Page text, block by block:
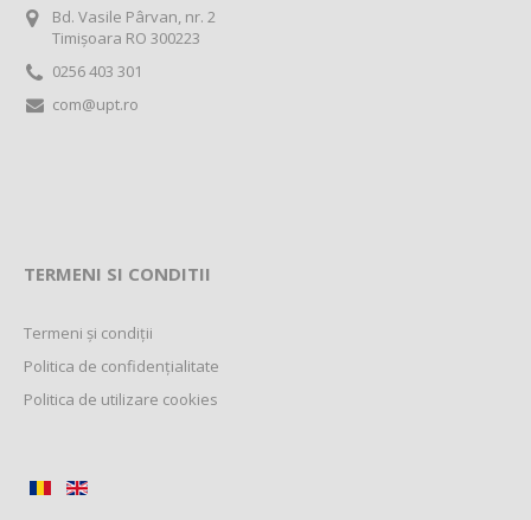
Bd. Vasile Pârvan, nr. 2
Timișoara RO 300223
0256 403 301
com@upt.ro
TERMENI SI CONDITII
Termeni și condiții
Politica de confidențialitate
Politica de utilizare cookies